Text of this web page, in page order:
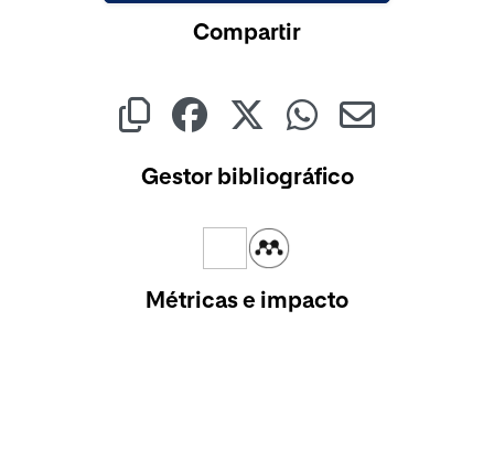
Compartir
Gestor bibliográfico
Métricas e impacto